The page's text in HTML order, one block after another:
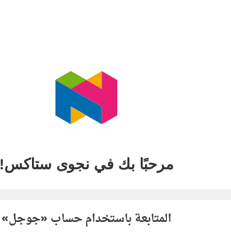
مرحبًا بك في نجوى ستاكس!
المتابعة باستخدام حساب «جوجل»